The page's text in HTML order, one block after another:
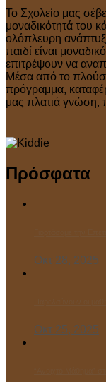
Το Σχολείο μας
μοναδικότητά του
ολόπλευρη
παιδί είναι
επιτρέψουν να
Μέσα από το
πρόγραμμα,
μας πλατιά γνώση,
Πρόσφατα
Οκτ 28, 2025
Οκτ 25, 2025